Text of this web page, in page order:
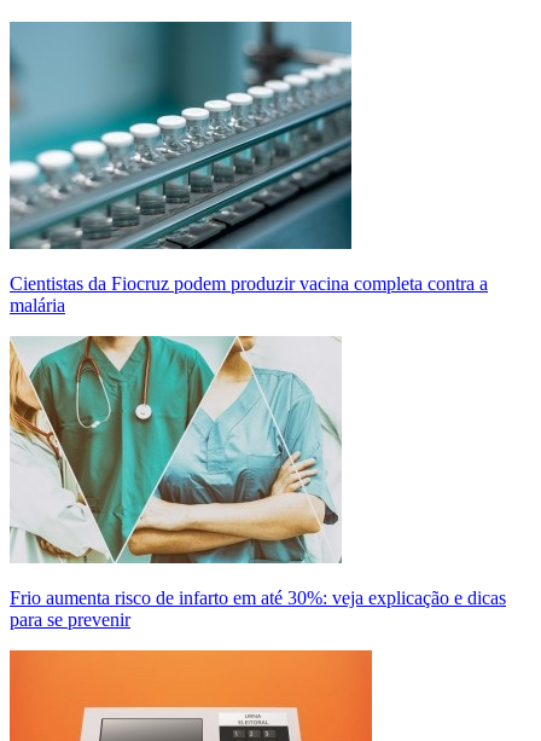
Cientistas da Fiocruz podem produzir vacina completa contra a
malária
Frio aumenta risco de infarto em até 30%: veja explicação e dicas
para se prevenir